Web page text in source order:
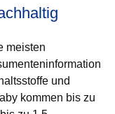
meisten
und
kommen bis zu